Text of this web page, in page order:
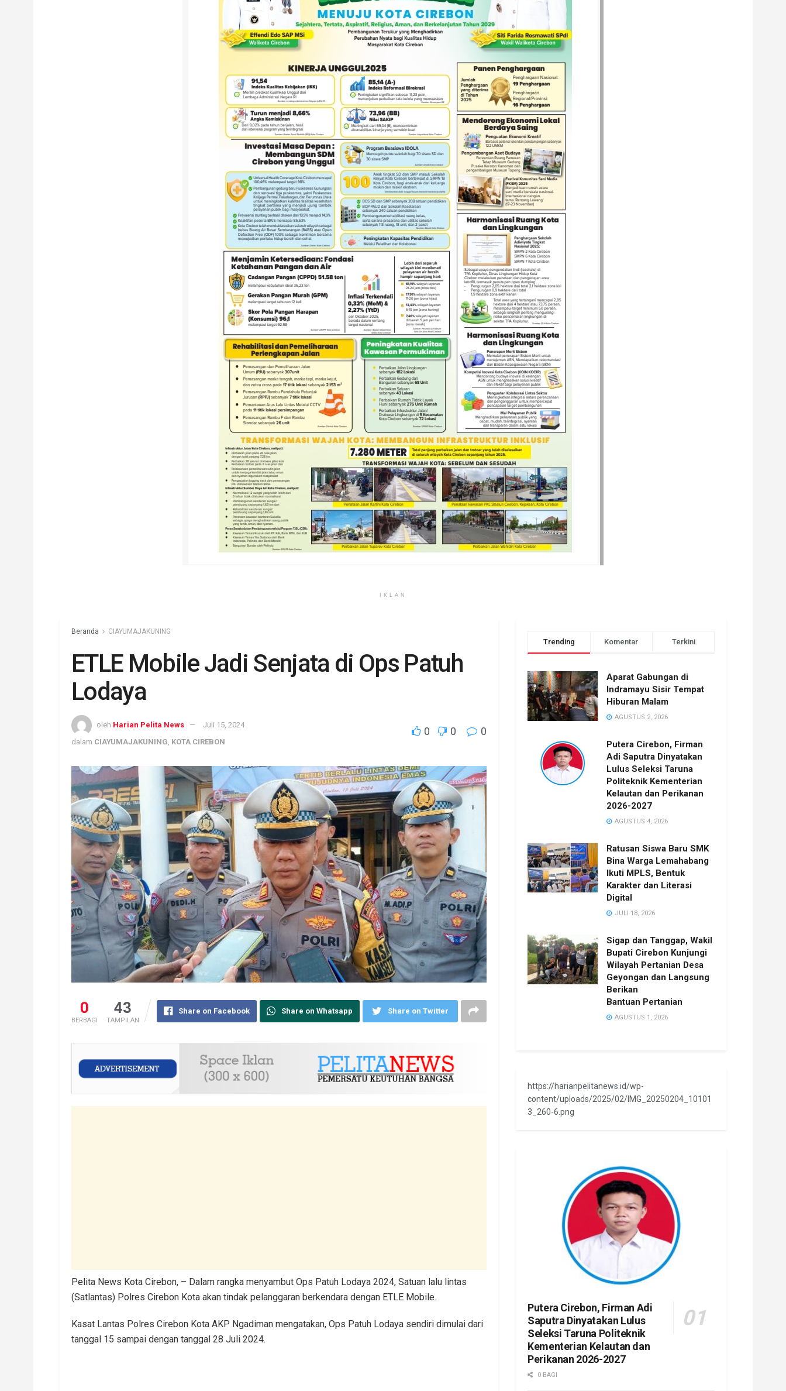
IKLAN
Beranda CIAYUMAJAKUNING
ETLE Mobile Jadi Senjata di Ops Patuh
Lodaya
oleh Harian Pelita News
Juli 15, 2024
dalam CIAYUMAJAKUNING, KOTA CIREBON
0 0 0
0
BERBAGI
43
TAMPILAN
Share on Facebook Share on Whatsapp Share on Twitter
Pelita News Kota Cirebon, – Dalam rangka menyambut Ops Patuh Lodaya 2024, Satuan lalu lintas
(Satlantas) Polres Cirebon Kota akan tindak pelanggaran berkendara dengan ETLE Mobile.
Kasat Lantas Polres Cirebon Kota AKP Ngadiman mengatakan, Ops Patuh Lodaya sendiri dimulai dari
tanggal 15 sampai dengan tanggal 28 Juli 2024.
Trending Komentar Terkini
Aparat Gabungan di
Indramayu Sisir Tempat
Hiburan Malam
AGUSTUS 2, 2026
Putera Cirebon, Firman
Adi Saputra Dinyatakan
Lulus Seleksi Taruna
Politeknik Kementerian
Kelautan dan Perikanan
2026-2027
AGUSTUS 4, 2026
Ratusan Siswa Baru SMK
Bina Warga Lemahabang
Ikuti MPLS, Bentuk
Karakter dan Literasi
Digital
JULI 18, 2026
Sigap dan Tanggap, Wakil
Bupati Cirebon Kunjungi
Wilayah Pertanian Desa
Geyongan dan Langsung
Berikan
Bantuan Pertanian
AGUSTUS 1, 2026
https://harianpelitanews.id/wp-
content/uploads/2025/02/IMG_20250204_10101
3_260-6.png
Putera Cirebon, Firman Adi
Saputra Dinyatakan Lulus
Seleksi Taruna Politeknik
Kementerian Kelautan dan
Perikanan 2026-2027
0 BAGI